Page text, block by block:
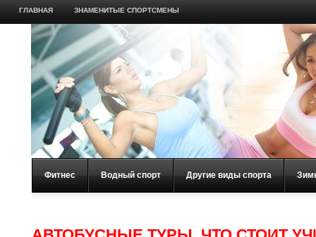
ГЛАВНАЯ ЗНАМЕНИТЫЕ СПОРТСМЕНЫ
Фитнес Водный спорт Другие виды спорта